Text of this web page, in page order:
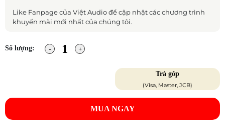
Like Fanpage của Việt Audio để cập nhật các chương trình
khuyến mãi mới nhất của chúng tôi.
Số lượng:
Trả góp
(Visa, Master, JCB)
MUA NGAY